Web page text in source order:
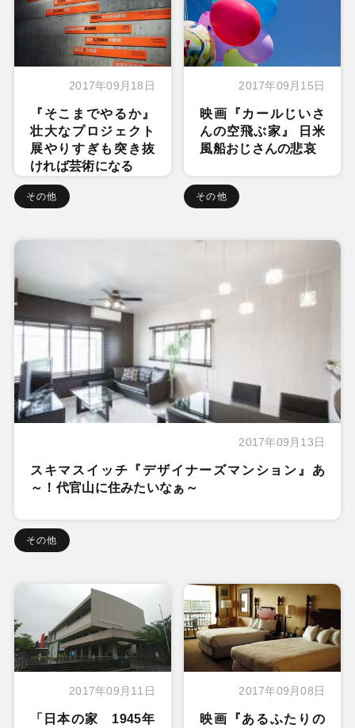
2017年09月18日
『そこまでやるか』
壮大なプロジェクト
展やりすぎも突き抜
ければ芸術になる
その他
2017年09月15日
映画『カールじいさ
んの空飛ぶ家』 日米
風船おじさんの悲哀
その他
2017年09月13日
スキマスイッチ『デザイナーズマンション』あ
～！代官山に住みたいなぁ～
その他
2017年09月11日
「日本の家 1945年
2017年09月08日
映画『あるふたりの